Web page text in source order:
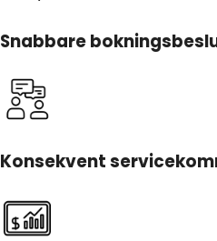
Snabbare
Konsekvent